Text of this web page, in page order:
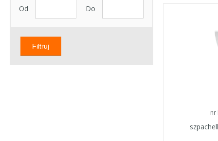
Od Do
Filtruj
nr